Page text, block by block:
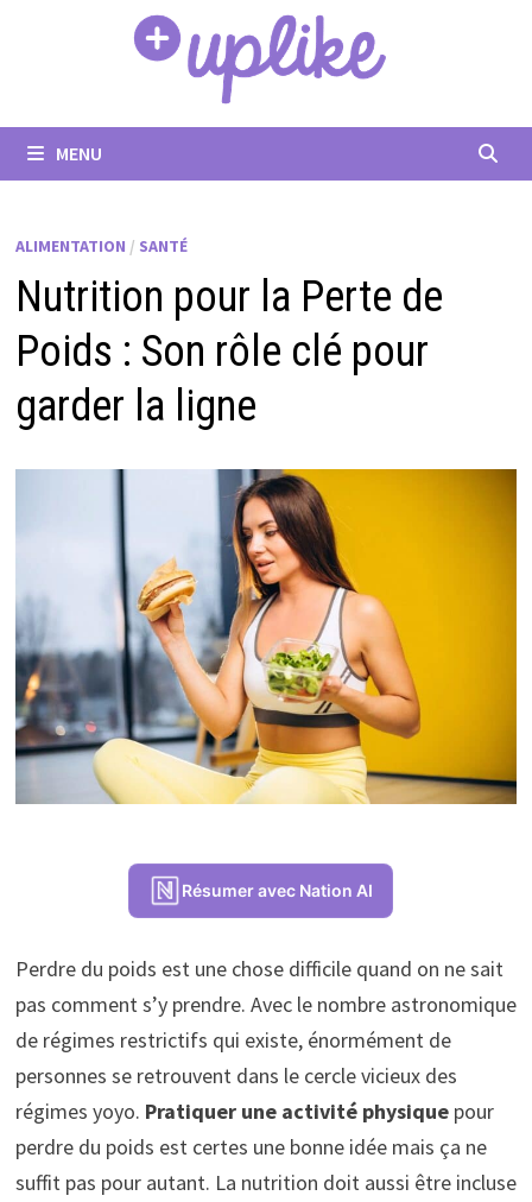
MENU
ALIMENTATION / SANTÉ
Nutrition pour la Perte de
Poids : Son rôle clé pour
garder la ligne
Résumer avec Nation AI
Perdre du poids est une chose difficile quand on ne sait
pas comment s’y prendre. Avec le nombre astronomique
de régimes restrictifs qui existe, énormément de
personnes se retrouvent dans le cercle vicieux des
régimes yoyo. Pratiquer une activité physique pour
perdre du poids est certes une bonne idée mais ça ne
suffit pas pour autant. La nutrition doit aussi être incluse